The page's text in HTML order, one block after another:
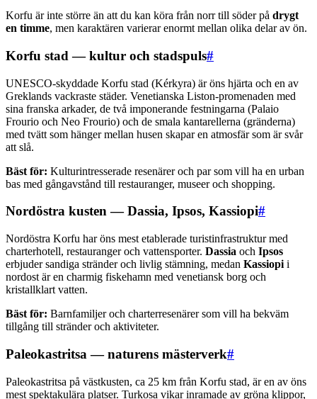
Korfu är inte större än att du kan köra från norr till söder på drygt
en timme, men karaktären varierar enormt mellan olika delar av ön.
Korfu stad — kultur och stadspuls#
UNESCO-skyddade Korfu stad (Kérkyra) är öns hjärta och en av
Greklands vackraste städer. Venetianska Liston-promenaden med
sina franska arkader, de två imponerande festningarna (Palaio
Frourio och Neo Frourio) och de smala kantarellerna (gränderna)
med tvätt som hänger mellan husen skapar en atmosfär som är svår
att slå.
Bäst för: Kulturintresserade resenärer och par som vill ha en urban
bas med gångavstånd till restauranger, museer och shopping.
Nordöstra kusten — Dassia, Ipsos, Kassiopi#
Nordöstra Korfu har öns mest etablerade turistinfrastruktur med
charterhotell, restauranger och vattensporter. Dassia och Ipsos
erbjuder sandiga stränder och livlig stämning, medan Kassiopi i
nordost är en charmig fiskehamn med venetiansk borg och
kristallklart vatten.
Bäst för: Barnfamiljer och charterresenärer som vill ha bekväm
tillgång till stränder och aktiviteter.
Paleokastritsa — naturens mästerverk#
Paleokastritsa på västkusten, ca 25 km från Korfu stad, är en av öns
mest spektakulära platser. Turkosa vikar inramade av gröna klippor,